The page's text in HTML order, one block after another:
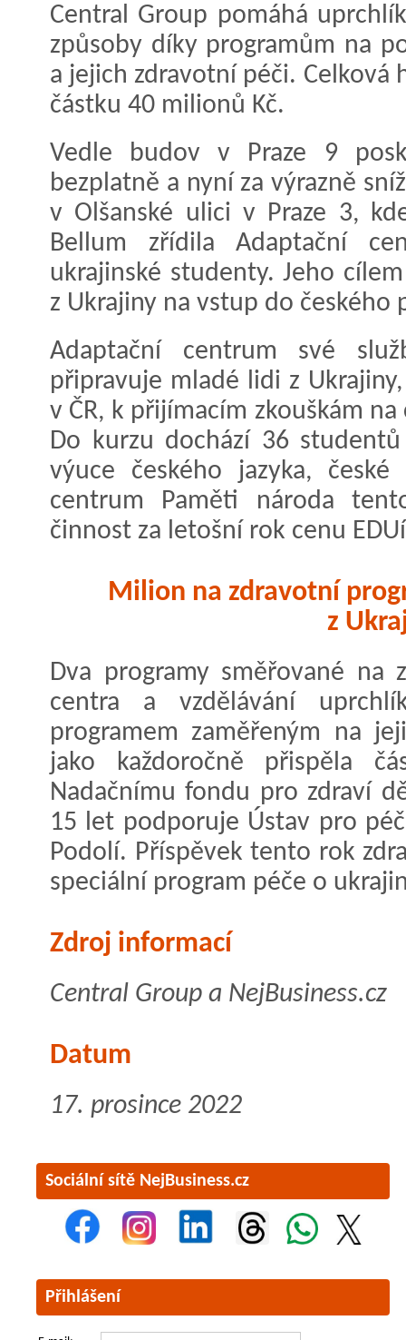
Central Group pomáhá
způsoby díky programům na
a jejich zdravotní péči. Celková
částku 40 milionů Kč.
Vedle budov v Praze 9
bezplatně a nyní za výrazně
v Olšanské ulici v Praze 3,
Bellum zřídila Adaptační
ukrajinské studenty. Jeho
z Ukrajiny na vstup do českého
Adaptační centrum své
připravuje mladé lidi z
v ČR, k přijímacím zkouškám
Do kurzu dochází 36
výuce českého jazyka,
centrum Paměti národa
činnost za letošní rok cenu
Milion na zdravotní
z
Dva programy směřované na
centra a vzdělávání
programem zaměřeným na
jako každoročně přispěla
Nadačnímu fondu pro zdraví
15 let podporuje Ústav pro
Podolí. Příspěvek tento rok
speciální program péče o
Zdroj informací
Central Group a NejBusiness.cz
Datum
17. prosince 2022
Sociální sítě NejBusiness.cz
Přihlášení